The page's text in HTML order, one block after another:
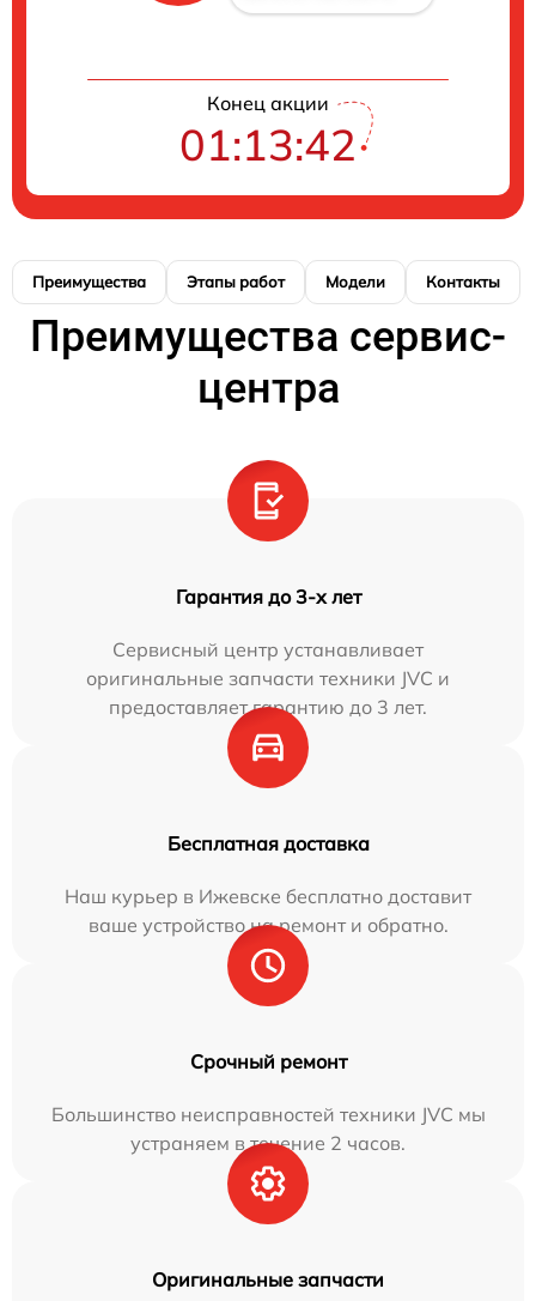
Конец акции
01:13:41
Преимущества Этапы работ Модели Контакты
Преимущества сервис-
центра
Гарантия до 3-х лет
Сервисный центр устанавливает
оригинальные запчасти техники JVC и
предоставляет гарантию до 3 лет.
Бесплатная доставка
Наш курьер в Ижевске бесплатно доставит
ваше устройство на ремонт и обратно.
Срочный ремонт
Большинство неисправностей техники JVC мы
устраняем в течение 2 часов.
Оригинальные запчасти